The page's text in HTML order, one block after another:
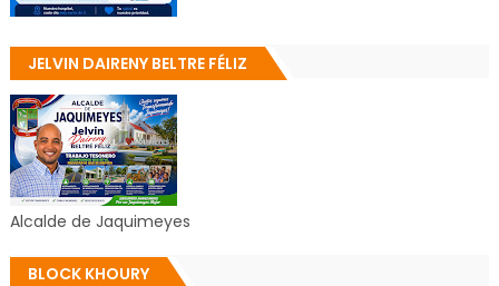
JELVIN DAIRENY BELTRE FÉLIZ
Alcalde de Jaquimeyes
BLOCK KHOURY